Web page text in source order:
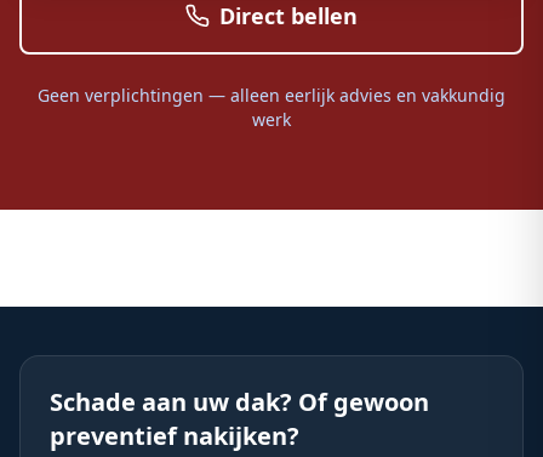
Direct bellen
Geen verplichtingen — alleen eerlijk advies en vakkundig
werk
Schade aan uw dak? Of gewoon
preventief nakijken?